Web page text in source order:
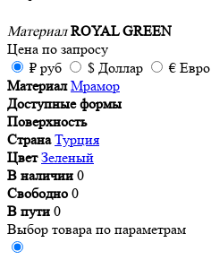
Материал ROYAL GREEN
Цена по запросу
₽ руб $ Доллар € Евро
Материал Мрамор
Доступные формы
Поверхность
Страна Турция
Цвет Зеленый
В наличии 0
Свободно 0
В пути 0
Выбор товара по параметрам